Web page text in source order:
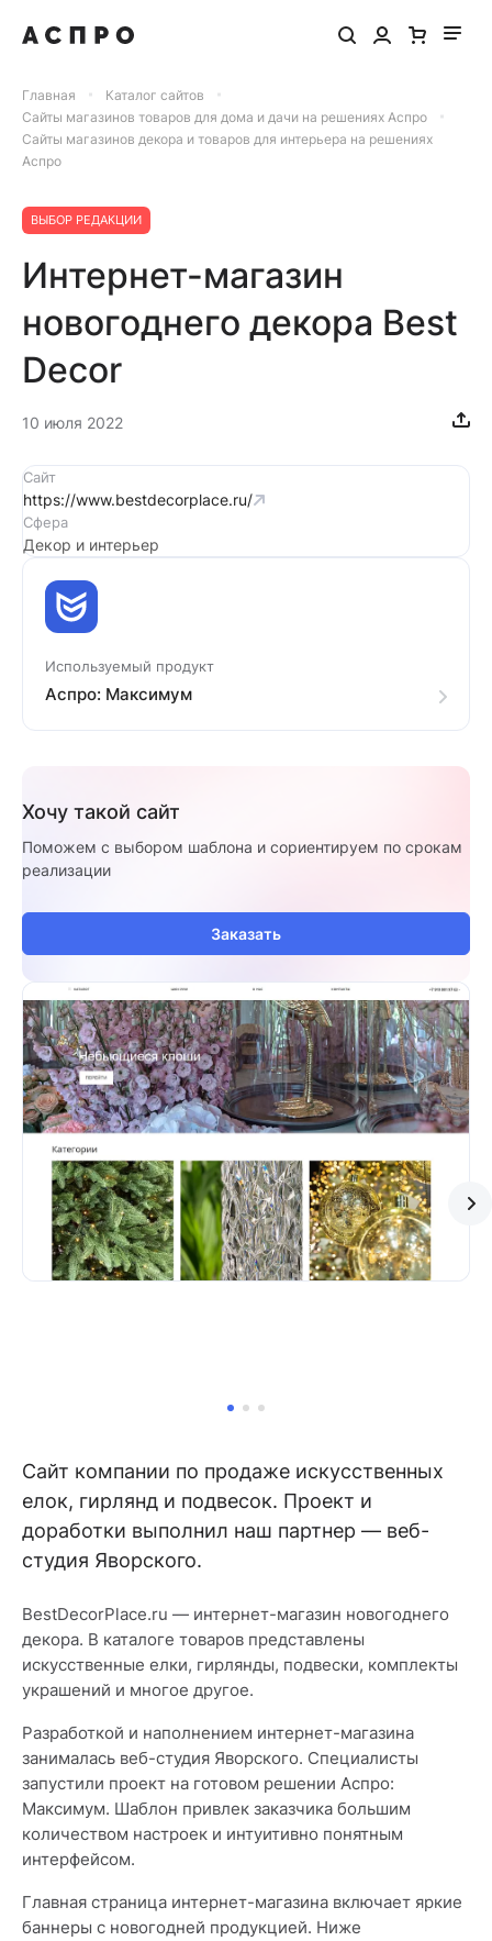
Главная
Каталог сайтов
Сайты магазинов товаров для дома и дачи на решениях Аспро
Сайты магазинов декора и товаров для интерьера на решениях
Аспро
ВЫБОР РЕДАКЦИИ
Интернет-магазин
новогоднего декора Best
Decor
10 июля 2022
Сайт компании по продаже искусственных
елок, гирлянд и подвесок. Проект и
доработки выполнил наш партнер — веб-
студия Яворского.
BestDecorPlace.ru — интернет-магазин новогоднего
декора. В каталоге товаров представлены
искусственные елки, гирлянды, подвески, комплекты
украшений и многое другое.
Разработкой и наполнением интернет-магазина
занималась веб-студия Яворского. Специалисты
запустили проект на готовом решении Аспро:
Максимум. Шаблон привлек заказчика большим
количеством настроек и интуитивно понятным
интерфейсом.
Главная страница интернет-магазина включает яркие
баннеры с новогодней продукцией. Ниже
Сайт
https://www.bestdecorplace.ru/
Сфера
Декор и интерьер
Используемый продукт
Аспро: Максимум
Хочу такой сайт
Поможем с выбором шаблона и сориентируем по срокам
реализации
Заказать